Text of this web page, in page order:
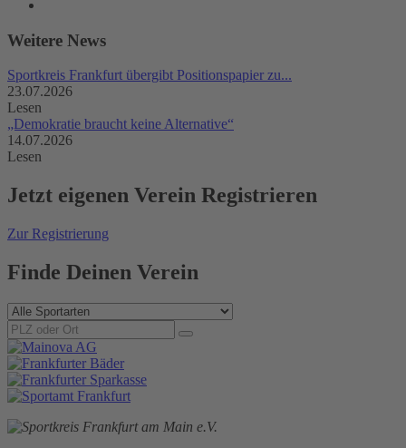
Weitere News
Sportkreis Frankfurt übergibt Positionspapier zu...
23.07.2026
Lesen
„Demokratie braucht keine Alternative“
14.07.2026
Lesen
Jetzt eigenen Verein Registrieren
Zur Registrierung
Finde Deinen Verein